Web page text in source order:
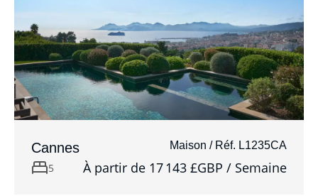
Cannes Maison / Réf. L1235CA
5 À partir de 17 143 £GBP / Semaine